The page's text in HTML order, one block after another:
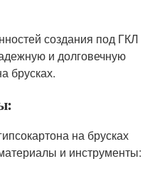
создания под ГКЛ
и долговечную
брусках.
на брусках
и инструменты: